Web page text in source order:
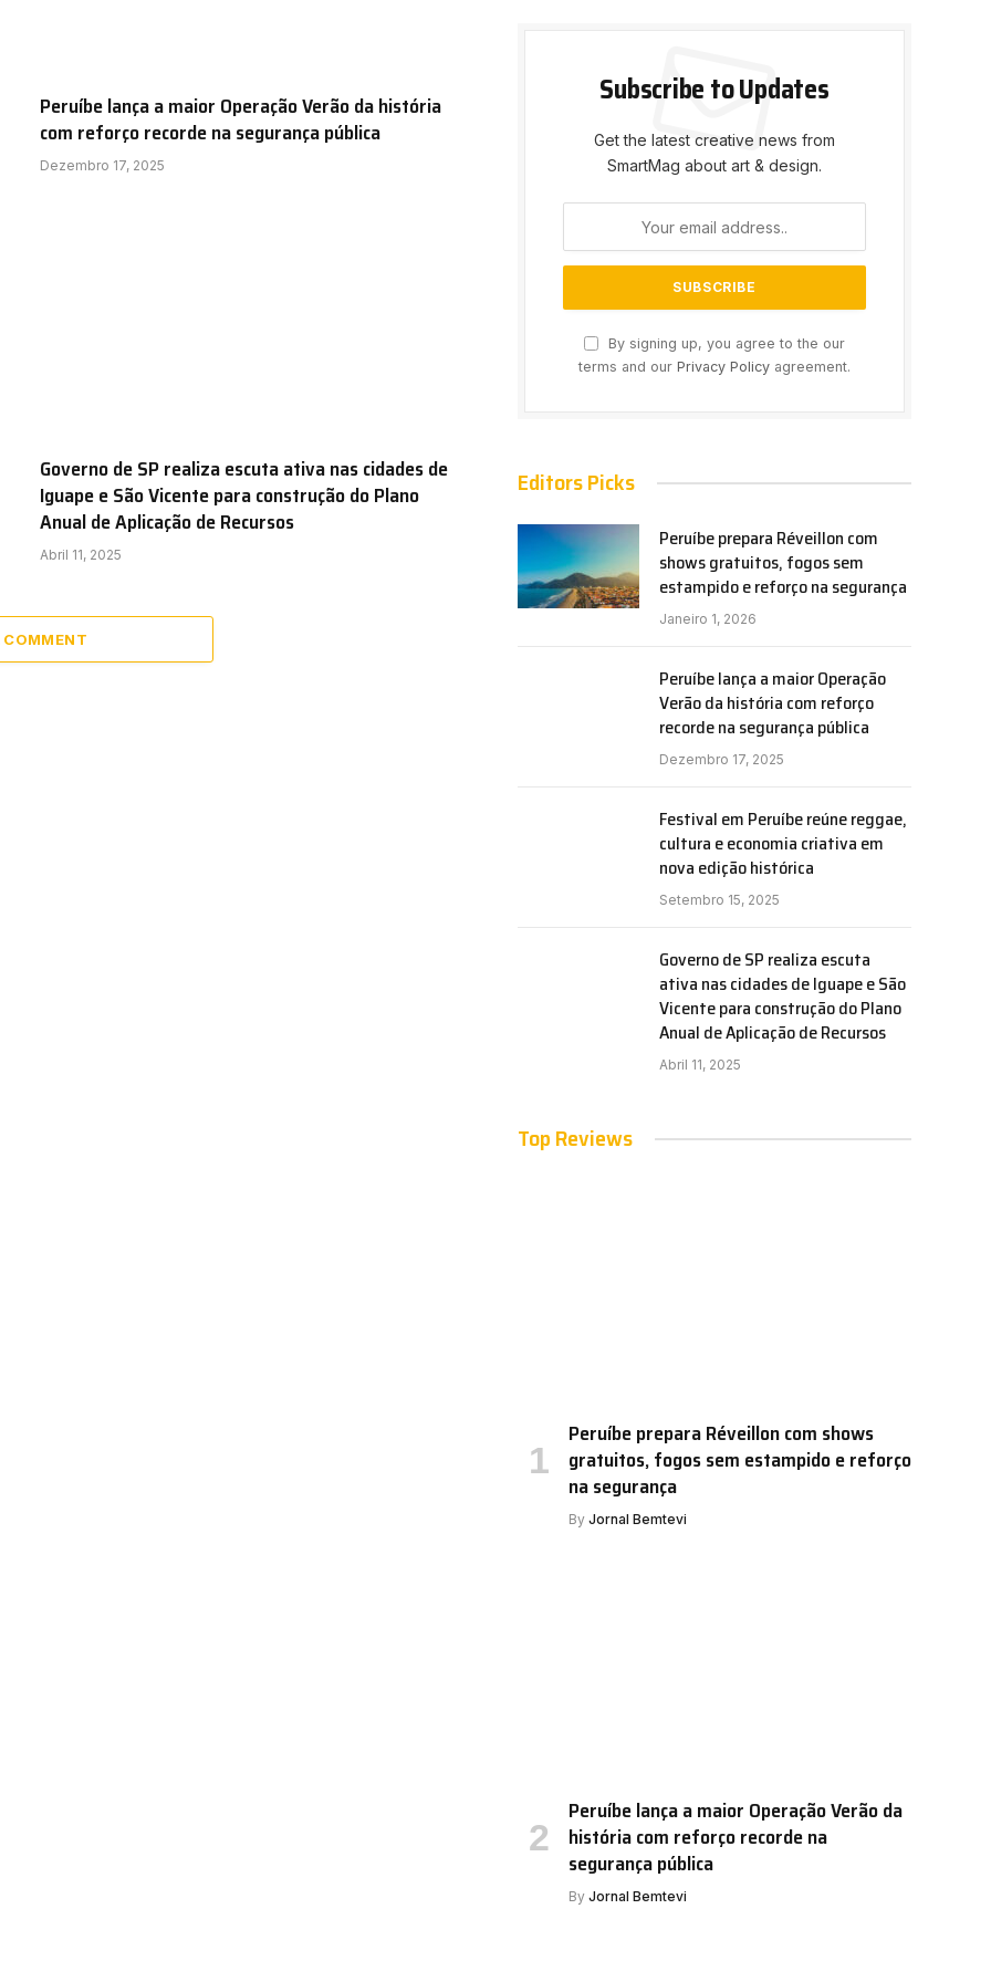
Peruíbe lança a maior Operação Verão da história
com reforço recorde na segurança pública
Dezembro 17, 2025
Governo de SP realiza escuta ativa nas cidades de
Iguape e São Vicente para construção do Plano
Anual de Aplicação de Recursos
Abril 11, 2025
COMMENT
Subscribe to Updates
Get the latest creative news from
SmartMag about art & design.
By signing up, you agree to the our
terms and our Privacy Policy agreement.
Editors Picks
Peruíbe prepara Réveillon com
shows gratuitos, fogos sem
estampido e reforço na segurança
Janeiro 1, 2026
Peruíbe lança a maior Operação
Verão da história com reforço
recorde na segurança pública
Dezembro 17, 2025
Festival em Peruíbe reúne reggae,
cultura e economia criativa em
nova edição histórica
Setembro 15, 2025
Governo de SP realiza escuta
ativa nas cidades de Iguape e São
Vicente para construção do Plano
Anual de Aplicação de Recursos
Abril 11, 2025
Top Reviews
Peruíbe prepara Réveillon com shows
gratuitos, fogos sem estampido e reforço
na segurança
By Jornal Bemtevi
Peruíbe lança a maior Operação Verão da
história com reforço recorde na
segurança pública
By Jornal Bemtevi